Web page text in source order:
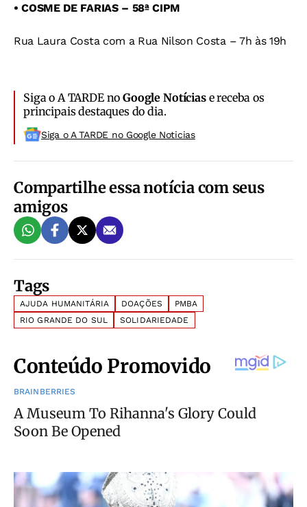
• COSME DE FARIAS – 58ª CIPM
Rua Laura Costa com a Rua Nilson Costa – 7h às 19h
Siga o A TARDE noGoogle Notíciase receba os
principais destaques do dia.
Siga o A TARDE no Google Noticias
Compartilhe essa notícia com seus
amigos
Tags
AJUDA HUMANITÁRIA DOAÇÕES
PMBA
RIO GRANDE DO SUL
SOLIDARIEDADE